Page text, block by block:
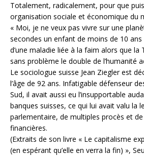
Totalement, radicalement, pour que
organisation sociale et économique du
« Moi, je ne veux pas vivre sur une
secondes un enfant de moins de 10
d’une maladie liée à la faim alors que
sans problème le double de l’humanité
Le sociologue suisse Jean Ziegler est
l’âge de 92 ans. Infatigable défenseur
Sud, il avait aussi eu l’insupportable
banques suisses, ce qui lui avait valu la
parlementaire, de multiples procès et
financières.
(Extraits de son livre « Le capitalisme
(en espérant qu’elle en verra la fin) »,